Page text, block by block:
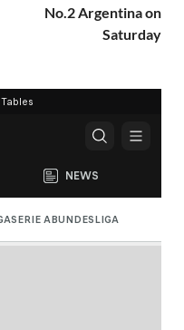
No.2 Argentina on
Saturday